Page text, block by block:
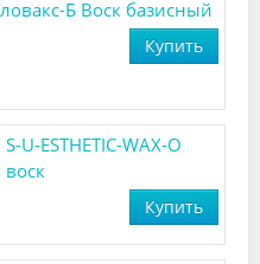
Б Воск базисный
Купить
U-ESTHETIC-WAX-O
воск
Купить